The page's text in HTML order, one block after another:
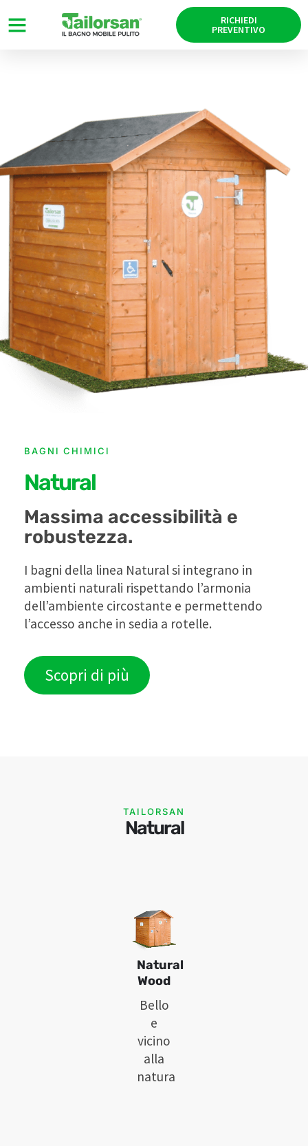
RICHIEDI
PREVENTIVO
BAGNI CHIMICI
Natural
Massima accessibilità e
robustezza.
I bagni della linea Natural si integrano in
ambienti naturali rispettando l’armonia
dell’ambiente circostante e permettendo
l’accesso anche in sedia a rotelle.
Scopri di più
TAILORSAN
Natural
Natural
Wood
Bello
e
vicino
alla
natura